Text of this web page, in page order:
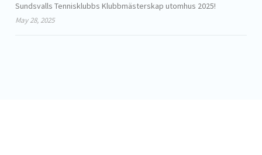
Sundsvalls Tennisklubbs Klubbmästerskap utomhus 2025!
May 28, 2025